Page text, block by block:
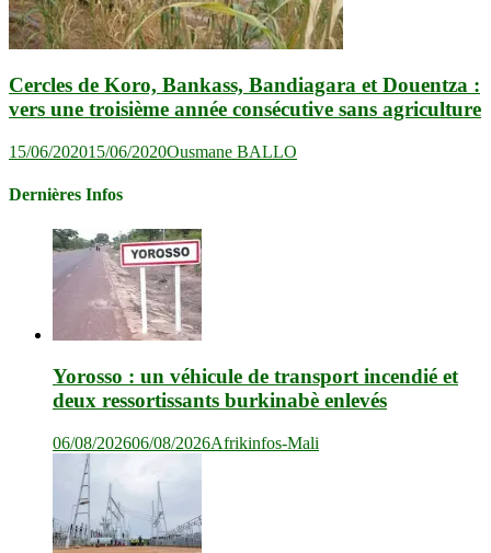
Cercles de Koro, Bankass, Bandiagara et Douentza :
vers une troisième année consécutive sans agriculture
15/06/202015/06/2020Ousmane BALLO
Dernières Infos
Yorosso : un véhicule de transport incendié et
deux ressortissants burkinabè enlevés
06/08/202606/08/2026Afrikinfos-Mali